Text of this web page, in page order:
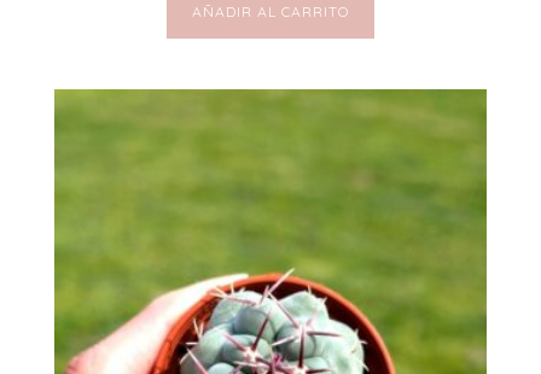
AÑADIR AL CARRITO